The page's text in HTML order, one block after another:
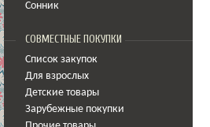
Сонник
СОВМЕСТНЫЕ ПОКУПКИ
Список закупок
Для взрослых
Детские товары
Зарубежные покупки